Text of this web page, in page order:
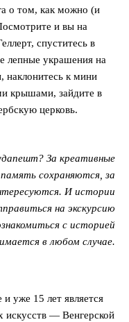
о том, как можно (и
и вы на
спуститесь в
лепные украшения на
наклонитесь к мини
крышами, зайдите в
церковь.
За креативные
сохраняются, за
И истории
на экскурсию
с историей
в любом случае.
уже 15 лет является
искусств — Венгерской